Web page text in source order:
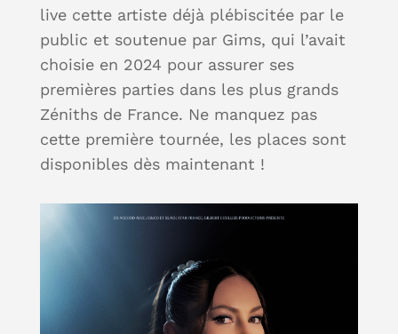
live cette artiste déjà plébiscitée par le
public et soutenue par Gims, qui l’avait
choisie en 2024 pour assurer ses
premières parties dans les plus grands
Zéniths de France. Ne manquez pas
cette première tournée, les places sont
disponibles dès maintenant !